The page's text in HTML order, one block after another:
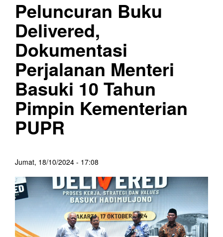
Peluncuran Buku
Delivered,
Dokumentasi
Perjalanan Menteri
Basuki 10 Tahun
Pimpin Kementerian
PUPR
Jumat, 18/10/2024 - 17:08